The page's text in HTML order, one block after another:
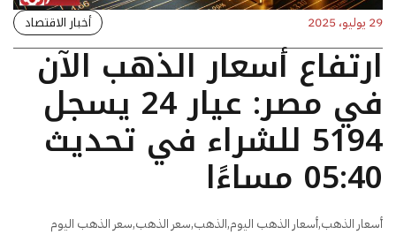
29 يوليو، 2025 أخبار الاقتصاد
ارتفاع أسعار الذهب الآن
في مصر: عيار 24 يسجل
5194 للشراء في تحديث
05:40 مساءًا
أسعار الذهب,أسعار الذهب اليوم,الذهب,سعر الذهب,سعر الذهب اليوم